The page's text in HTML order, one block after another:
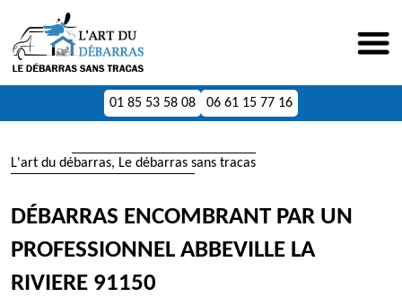
01 85 53 58 08 06 61 15 77 16
L'art du débarras, Le débarras sans tracas
DÉBARRAS ENCOMBRANT PAR UN
PROFESSIONNEL ABBEVILLE LA
RIVIERE 91150